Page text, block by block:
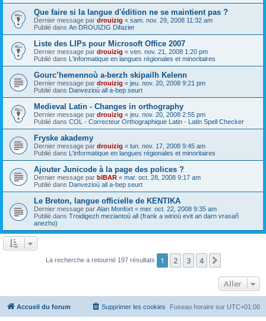
Que faire si la langue d'édition ne se maintient pas ?
Dernier message par drouizig « sam. nov. 29, 2008 11:32 am
Publié dans An DROUIZIG Difazier
Liste des LIPs pour Microsoft Office 2007
Dernier message par drouizig « ven. nov. 21, 2008 1:20 pm
Publié dans L'informatique en langues régionales et minoritaires
Gourc’hemennoù a-berzh skipailh Kelenn
Dernier message par drouizig « jeu. nov. 20, 2008 9:21 pm
Publié dans Danvezioù all a-bep seurt
Medieval Latin - Changes in orthography
Dernier message par drouizig « jeu. nov. 20, 2008 2:55 pm
Publié dans COL - Correcteur Orthographique Latin - Latin Spell Checker
Fryske akademy
Dernier message par drouizig « lun. nov. 17, 2008 9:45 am
Publié dans L'informatique en langues régionales et minoritaires
Ajouter Junicode à la page des polices ?
Dernier message par bIBAR « mar. oct. 28, 2008 9:17 am
Publié dans Danvezioù all a-bep seurt
Le Breton, langue officielle de KENTIKA
Dernier message par Alan Monfort « mer. oct. 22, 2008 9:35 am
Publié dans Troidigezh meziantoù all (frank a wirioù evit an darn vrasañ
anezho)
La recherche a retourné 197 résultats 1 2 3 4
Aller
Accueil du forum Fuseau horaire sur UTC+01:00
Supprimer les cookies